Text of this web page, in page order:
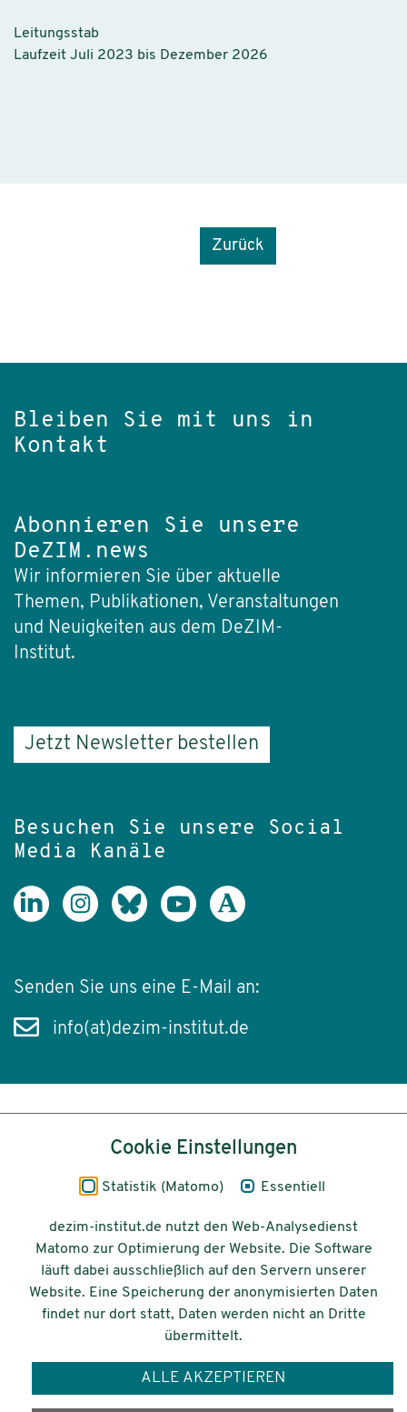
Leitungsstab
Laufzeit Juli 2023 bis Dezember 2026
Zurück
Bleiben Sie mit uns in
Kontakt
Abonnieren Sie unsere
DeZIM.news
Wir informieren Sie über aktuelle
Themen, Publikationen, Veranstaltungen
und Neuigkeiten aus dem DeZIM-
Institut.
Jetzt Newsletter bestellen
Besuchen Sie unsere Social
Media Kanäle
Senden Sie uns eine E-Mail an:
info(at)dezim-institut.de
Impressum
Datenschutz
Barrierefreiheit
© 2026 Deutsches Zentrum für
Integrations-
und Migrationsforschung DeZIM e.V.
Cookie Einstellungen
Statistik (Matomo) Essentiell
dezim-institut.de nutzt den Web-Analysedienst
Matomo zur Optimierung der Website. Die Software
läuft dabei ausschließlich auf den Servern unserer
Website. Eine Speicherung der anonymisierten Daten
findet nur dort statt, Daten werden nicht an Dritte
übermittelt.
ALLE AKZEPTIEREN